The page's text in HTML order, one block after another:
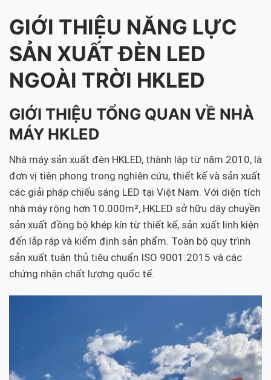
GIỚI THIỆU NĂNG LỰC
SẢN XUẤT ĐÈN LED
NGOÀI TRỜI HKLED
GIỚI THIỆU TỔNG QUAN VỀ NHÀ
MÁY HKLED
Nhà máy sản xuất đèn HKLED, thành lập từ năm 2010, là
đơn vị tiên phong trong nghiên cứu, thiết kế và sản xuất
các giải pháp chiếu sáng LED tại Việt Nam. Với diện tích
nhà máy rộng hơn 10.000m², HKLED sở hữu dây chuyền
sản xuất đồng bộ khép kín từ thiết kế, sản xuất linh kiện
đến lắp ráp và kiểm định sản phẩm. Toàn bộ quy trình
sản xuất tuân thủ tiêu chuẩn ISO 9001:2015 và các
chứng nhận chất lượng quốc tế.